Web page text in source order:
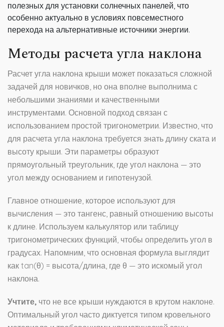
полезных для установки солнечных панелей, что
особенно актуально в условиях повсеместного
перехода на альтернативные источники энергии.
Методы расчета угла наклона
Расчет угла наклона крыши может показаться сложной
задачей для новичков, но она вполне выполнима с
небольшими знаниями и качественными
инструментами. Основной подход связан с
использованием простой тригонометрии. Известно, что
для расчета угла наклона требуется знать длину ската и
высоту крыши. Эти параметры образуют
прямоугольный треугольник, где угол наклона — это
угол между основанием и гипотенузой.
Главное отношение, которое используют для
вычисления — это тангенс, равный отношению высоты
к длине. Используем калькулятор или таблицу
тригонометрических функций, чтобы определить угол в
градусах. Напомним, что основная формула выглядит
как tan(θ) = высота/длина, где θ — это искомый угол
наклона.
Учтите, что не все крыши нуждаются в крутом наклоне.
Оптимальный угол часто диктуется типом кровельного